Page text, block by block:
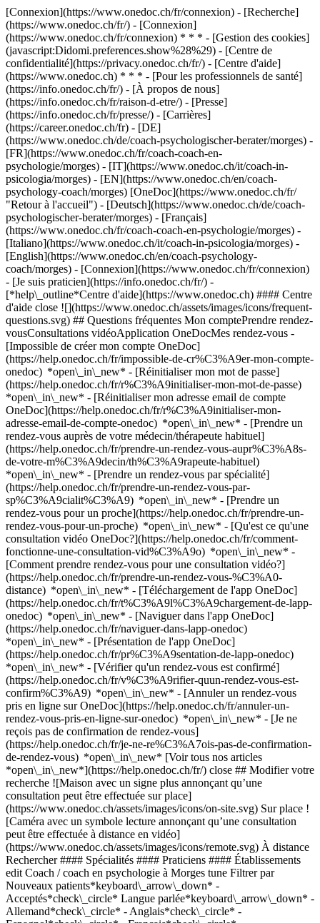
[Connexion](https://www.onedoc.ch/fr/connexion) - [Recherche]
(https://www.onedoc.ch/fr/) - [Connexion]
(https://www.onedoc.ch/fr/connexion) * * * - [Gestion des cookies]
(javascript:Didomi.preferences.show%28%29) - [Centre de
confidentialité](https://privacy.onedoc.ch/fr/) - [Centre d'aide]
(https://www.onedoc.ch) * * * - [Pour les professionnels de santé]
(https://info.onedoc.ch/fr/) - [À propos de nous]
(https://info.onedoc.ch/fr/raison-d-etre/) - [Presse]
(https://info.onedoc.ch/fr/presse/) - [Carrières]
(https://career.onedoc.ch/fr) - [DE]
(https://www.onedoc.ch/de/coach-psychologischer-berater/morges) -
[FR](https://www.onedoc.ch/fr/coach-coach-en-
psychologie/morges) - [IT](https://www.onedoc.ch/it/coach-in-
psicologia/morges) - [EN](https://www.onedoc.ch/en/coach-
psychology-coach/morges) [OneDoc](https://www.onedoc.ch/fr/
"Retour à l'accueil") - [Deutsch](https://www.onedoc.ch/de/coach-
psychologischer-berater/morges) - [Français]
(https://www.onedoc.ch/fr/coach-coach-en-psychologie/morges) -
[Italiano](https://www.onedoc.ch/it/coach-in-psicologia/morges) -
[English](https://www.onedoc.ch/en/coach-psychology-
coach/morges) - [Connexion](https://www.onedoc.ch/fr/connexion)
- [Je suis praticien](https://info.onedoc.ch/fr/) -
[*help\_outline*Centre d'aide](https://www.onedoc.ch) #### Centre
d'aide close ![](https://www.onedoc.ch/assets/images/icons/frequent-
questions.svg) ## Questions fréquentes Mon comptePrendre rendez-
vousConsultations vidéoApplication OneDocMes rendez-vous -
[Impossible de créer mon compte OneDoc]
(https://help.onedoc.ch/fr/impossible-de-cr%C3%A9er-mon-compte-
onedoc) *open\_in\_new* - [Réinitialiser mon mot de passe]
(https://help.onedoc.ch/fr/r%C3%A9initialiser-mon-mot-de-passe)
*open\_in\_new* - [Réinitialiser mon adresse email de compte
OneDoc](https://help.onedoc.ch/fr/r%C3%A9initialiser-mon-
adresse-email-de-compte-onedoc) *open\_in\_new* - [Prendre un
rendez-vous auprès de votre médecin/thérapeute habituel]
(https://help.onedoc.ch/fr/prendre-un-rendez-vous-aupr%C3%A8s-
de-votre-m%C3%A9decin/th%C3%A9rapeute-habituel)
*open\_in\_new* - [Prendre un rendez-vous par spécialité]
(https://help.onedoc.ch/fr/prendre-un-rendez-vous-par-
sp%C3%A9cialit%C3%A9) *open\_in\_new* - [Prendre un
rendez-vous pour un proche](https://help.onedoc.ch/fr/prendre-un-
rendez-vous-pour-un-proche) *open\_in\_new* - [Qu'est ce qu'une
consultation vidéo OneDoc?](https://help.onedoc.ch/fr/comment-
fonctionne-une-consultation-vid%C3%A9o) *open\_in\_new* -
[Comment prendre rendez-vous pour une consultation vidéo?]
(https://help.onedoc.ch/fr/prendre-un-rendez-vous-%C3%A0-
distance) *open\_in\_new* - [Téléchargement de l'app OneDoc]
(https://help.onedoc.ch/fr/t%C3%A9l%C3%A9chargement-de-lapp-
onedoc) *open\_in\_new* - [Naviguer dans l'app OneDoc]
(https://help.onedoc.ch/fr/naviguer-dans-lapp-onedoc)
*open\_in\_new* - [Présentation de l'app OneDoc]
(https://help.onedoc.ch/fr/pr%C3%A9sentation-de-lapp-onedoc)
*open\_in\_new* - [Vérifier qu'un rendez-vous est confirmé](https://help.onedoc.ch/fr/v%C3%A9rifier-quun-rendez-vous-est-confirm%C3%A9) *open\_in\_new* - [Annuler un rendez-vous pris en ligne sur OneDoc](https://help.onedoc.ch/fr/annuler-un-rendez-vous-pris-en-ligne-sur-onedoc) *open\_in\_new* - [Je ne reçois pas de confirmation de rendez-vous](https://help.onedoc.ch/fr/je-ne-re%C3%A7ois-pas-de-confirmation-de-rendez-vous) *open\_in\_new* [Voir tous nos articles *open\_in\_new*](https://help.onedoc.ch/fr/) close ## Modifier votre recherche ![Maison avec un signe plus annonçant qu’une consultation peut être effectuée sur place](https://www.onedoc.ch/assets/images/icons/on-site.svg) Sur place ![Caméra avec un symbole lecture annonçant qu’une consultation peut être effectuée à distance en vidéo](https://www.onedoc.ch/assets/images/icons/remote.svg) À distance Rechercher #### Spécialités #### Praticiens #### Établissements edit Coach / coach en psychologie à Morges tune Filtrer par Nouveaux patients*keyboard\_arrow\_down* - Acceptés*check\_circle* Langue parlée*keyboard\_arrow\_down* - Allemand*check\_circle* - Anglais*check\_circle* - Espagnol*check\_circle* - Français*check\_circle* - Grec*check\_circle* - Italien*check\_circle* - Néerlandais*check\_circle* - Romanche*check\_circle* Sexe*keyboard\_arrow\_down* - Femme*check\_circle* - Homme*check\_circle* Réseau*keyboard\_arrow\_down* - ASCA*check\_circle* - RME*check\_circle* - APTN*check\_circle* Disponibilité*keyboard\_arrow\_down* - Disponible aujourdhui*check\_circle* - Dans les 3 prochains jours*check\_circle* - Dans les 7 prochains jours*check\_circle* - Dans les 14 prochains jours*check\_circle* # __Coach / coach en psychologie__ à __Morges__: prenez rendez-vous en ligne aujourd'hui ## 2 résultats à Morges [![Mme Anabelle Jeanrenaud, thérapeute de couple à Morges](https://assets.onedoc.ch/images/users/b5ce2c62054c043aab5b66c4cbf223d72d0285c5ac9dac1342b751790d482cbb-small.jpg "Mme Anabelle Jeanrenaud, thérapeute de couple à Morges")](https://www.onedoc.ch/fr/therapeute-de-couple/morges/pc2cx/anabelle-jeanrenaud) ### [Mme Anabelle Jeanrenaud](https://www.onedoc.ch/fr/therapeute-de-couple/morges/pc2cx/anabelle-jeanrenaud) ![Badge indiquant un profil vérifié](https://www.onedoc.ch/assets/images/icons/checkmark.svg) [Thérapeute de couple](https://www.onedoc.ch/fr/therapeute-de-couple/morges), Coach / coach en psychologie Morges Rue de la Gare 22 1110 Morges ![Mme Anabelle Jeanrenaud est affiliée au réseau ASCA](https://assets.onedoc.ch/images/networks/logos/496d325fd4282f2f0a46197dd629fd16fcd2d324839e441a2a65aaa74df08a15-small.png) ![Icône caméra avec un symbole lecture annonçant que le professionnel de santé propose des consultations vidéo](https://www.onedoc.ch/assets/images/icons/video-consultations.svg)Consultations vidéo disponibles ![Icône patient avec un signe plus annonçant que le professionnel accepte de nouveaux patients](https://www.onedoc.ch/assets/images/icons/new-patients.svg)Accepte les nouveaux patients [Réserver un RDV](https://www.onedoc.ch/fr/therapeute-de-couple/morges/pc2cx/anabelle-jeanrenaud) Expertises:[Accompagnement au développement personnel](https://www.onedoc.ch/fr/accompagnement-au-developpement-personnel/morges), [Accompagnement psychologique pour gestion du stress](https://www.onedoc.ch/fr/accompagnement-psychologique-pour-gestion-du-stress/morges), [Conseil conjugal et familial](https://www.onedoc.ch/fr/conseil-conjugal-et-familial/morges)Voir plus *chevron\_left* lun. 03 août *chevron\_right* Voir plus de rendez-vous *error\_outline* Une erreur s'est produite lors du chargement des disponibilités [Réessayer](https://www.onedoc.ch) Expertises:[Accompagnement au développement personnel](https://www.onedoc.ch/fr/accompagnement-au-developpement-personnel/morges), [Accompagnement psychologique pour gestion du stress](https://www.onedoc.ch/fr/accompagnement-psychologique-pour-gestion-du-stress/morges), [Conseil conjugal et familial](https://www.onedoc.ch/fr/conseil-conjugal-et-familial/morges)Voir plus [![Mme Arina Chevallay-Denoth, coach / coach en psychologie à Morges](https://assets.onedoc.ch/images/users/a1a9f634060695b8ea6826836aa11403941e80cf180bbe66cca5ed22d3e0d608-small.jpg "Mme Arina Chevallay-Denoth, coach / coach en psychologie à Morges")](https://www.onedoc.ch/fr/coach-coach-en-psychologie/morges/pc3ka/arina-chevallay-denoth) ### [Mme Arina Chevallay-Denoth](https://www.onedoc.ch/fr/coach-coach-en-psychologie/morges/pc3ka/arina-chevallay-denoth) ![Badge indiquant un profil vérifié](https://www.onedoc.ch/assets/images/icons/checkmark.svg) Coach / coach en psychologie [Consultation Sommeil - à Morges](https://www.onedoc.ch/fr/cabinet-de-groupe/morges/ebe56/consultation-sommeil-a-morges) Rue de la Gare 22 1110 Morges ![Mme Arina Chevallay-Denoth est affiliée au réseau ASCA](https://assets.onedoc.ch/images/networks/logos/496d325fd4282f2f0a46197dd629fd16fcd2d324839e441a2a65aaa74df08a15-small.png) ![Icône patient avec un signe plus annonçant que le professionnel accepte de nouveaux patients](https://www.onedoc.ch/assets/images/icons/new-patients.svg)Accepte les nouveaux patients [Réserver un RDV](https://www.onedoc.ch/fr/coach-coach-en-psychologie/morges/pc3ka/arina-chevallay-denoth) Expertises:[Accompagnement psychologique du burn out](https://www.onedoc.ch/fr/accompagnement-psychologique-du-burn-out/morges), [Accompagnement psychologique en addictologie](https://www.onedoc.ch/fr/accompagnement-psychologique-en-addictologie/morges), [Accompagnement psychologique pour gestion du stress](https://www.onedoc.ch/fr/accompagnement-psychologique-pour-gestion-du-stress/morges), [Accompagnement psychologique pour trouble de l'humeur](https://www.onedoc.ch/fr/accompagnement-psychologique-pour-trouble-de-l-humeur/morges), [Burn out](https://www.onedoc.ch/fr/burn-out/morges), [TDA | TDAH | Trouble du déficit d'attention avec/sans hyperactivité](https://www.onedoc.ch/fr/tda-tdah-trouble-du-deficit-d-attention-avec-sans-hyperactivite/morges)Voir plus *chevron\_left* lun. 03 août *chevron\_right* Voir plus de rendez-vous *error\_outline* Une erreur s'est produite lors du chargement des disponibilités [Réessayer](https://www.onedoc.ch) Expertises:[Accompagnement psychologique du burn out](https://www.onedoc.ch/fr/accompagnement-psychologique-du-burn-out/morges), [Accompagnement psychologique en addictologie](https://www.onedoc.ch/fr/accompagnement-psychologique-en-addictologie/morges), [Accompagnement psychologique pour gestion du stress](https://www.onedoc.ch/fr/accompagnement-psychologique-pour-gestion-du-stress/morges), [Accompagnement psychologique pour trouble de l'humeur](https://www.onedoc.ch/fr/accompagnement-psychologique-pour-trouble-de-l-humeur/morges), [Burn out](https://www.onedoc.ch/fr/burn-out/morges), [TDA | TDAH | Trouble du déficit d'attention avec/sans hyperactivité](https://www.onedoc.ch/fr/tda-tdah-trouble-du-deficit-d-attention-avec-sans-hyperactivite/morges)Voir plus ## __Coachs / coachs en psychologie__: d'autres spécialistes sont réservables en ligne dans les environs de __Morges__ [![Mme Anabelle Jeanrenaud, thérapeute de couple à Saint-Sulpice](https://assets.onedoc.ch/images/users/b5ce2c62054c043aab5b66c4cbf223d72d0285c5ac9dac1342b751790d482cbb-small.jpg "Mme Anabelle Jeanrenaud, thérapeute de couple à Saint-Sulpice")](https://www.onedoc.ch/fr/therapeute-de-couple/saint-sulpice/pc2cy/anabelle-jeanrenaud) ### [Mme Anabelle Jeanrenaud](https://www.onedoc.ch/fr/therapeute-de-couple/saint-sulpice/pc2cy/anabelle-jeanrenaud) ![Badge indiquant un profil vérifié](https://www.onedoc.ch/assets/images/icons/checkmark.svg) [Thérapeute de couple](https://www.onedoc.ch/fr/therapeute-de-couple/saint-sulpice), [Coach / coach en psychologie](https://www.onedoc.ch/fr/coach-coach-en-psychologie/saint-sulpice) Saint Sulpice Rue du Centre 76C 1025 Saint-Sulpice ![Mme Anabelle Jeanrenaud est affiliée au réseau ASCA](https://assets.onedoc.ch/images/networks/logos/496d325fd4282f2f0a46197dd629fd16fcd2d324839e441a2a65aaa74df08a15-small.png) ![Icône caméra avec un symbole lecture annonçant que le professionnel de santé propose des consultations vidéo](https://www.onedoc.ch/assets/images/icons/video-consultations.svg)Consultations vidéo disponibles ![Icône patient avec un signe plus annonçant que le professionnel accepte de nouveaux patients](https://www.onedoc.ch/assets/images/icons/new-patients.svg)Accepte les nouveaux patients [Réserver un RDV](https://www.onedoc.ch/fr/therapeute-de-couple/saint-sulpice/pc2cy/anabelle-jeanrenaud) Expertises:[Accompagnement au développement personnel](https://www.onedoc.ch/fr/accompagnement-au-developpement-personnel/saint-sulpice), [Accompagnement psychologique pour gestion du stress](https://www.onedoc.ch/fr/accompagnement-psychologique-pour-gestion-du-stress/saint-sulpice), [Conseil conjugal et familial](https://www.onedoc.ch/fr/conseil-conjugal-et-familial/saint-sulpice)Voir plus *chevron\_left* lun. 03 août *chevron\_right* Voir plus de rendez-vous *error\_outline* Une erreur s'est produite lors du chargement des disponibilités [Réessayer](https://www.onedoc.ch) Expertises:[Accompagnement au développement personnel](https://www.onedoc.ch/fr/accompagnement-au-developpement-personnel/saint-sulpice), [Accompagnement psychologique pour gestion du stress](https://www.onedoc.ch/fr/accompagnement-psychologique-pour-gestion-du-stress/saint-sulpice), [Conseil conjugal et familial](https://www.onedoc.ch/fr/conseil-conjugal-et-familial/saint-sulpice)Voir plus [![Mme Sophie Plumey, psychologue à Saint-Prex](https://assets.onedoc.ch/images/users/c36a32a26e41028ff77dffd7891d9f80288284563dc29ff0e4ca61d2f04b46cf-small.png "Mme Sophie Plumey, psychologue à Saint-Prex")](https://www.onedoc.ch/fr/psychologue/saint-prex/pcx47/sophie-plumey) ### [Mme Sophie Plumey](https://www.onedoc.ch/fr/psychologue/saint-prex/pcx47/sophie-plumey) ![Bad